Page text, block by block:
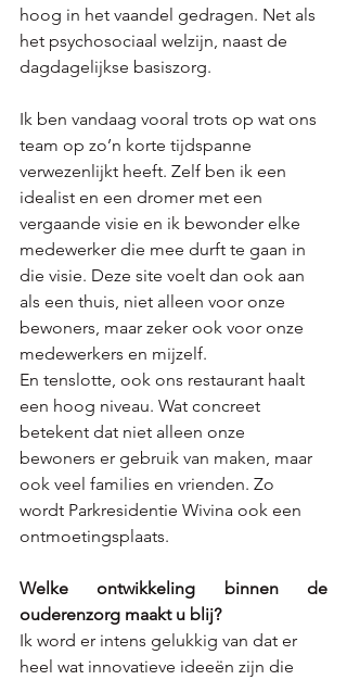
hoog in het vaandel gedragen. Net als
het psychosociaal welzijn, naast de
dagdagelijkse basiszorg.
Ik ben vandaag vooral trots op wat ons
team op zo’n korte tijdspanne
verwezenlijkt heeft. Zelf ben ik een
idealist en een dromer met een
vergaande visie en ik bewonder elke
medewerker die mee durft te gaan in
die visie. Deze site voelt dan ook aan
als een thuis, niet alleen voor onze
bewoners, maar zeker ook voor onze
medewerkers en mijzelf.
En tenslotte, ook ons restaurant haalt
een hoog niveau. Wat concreet
betekent dat niet alleen onze
bewoners er gebruik van maken, maar
ook veel families en vrienden. Zo
wordt Parkresidentie Wivina ook een
ontmoetingsplaats.
Welke ontwikkeling binnen de
ouderenzorg maakt u blij?
Ik word er intens gelukkig van dat er
heel wat innovatieve ideeën zijn die